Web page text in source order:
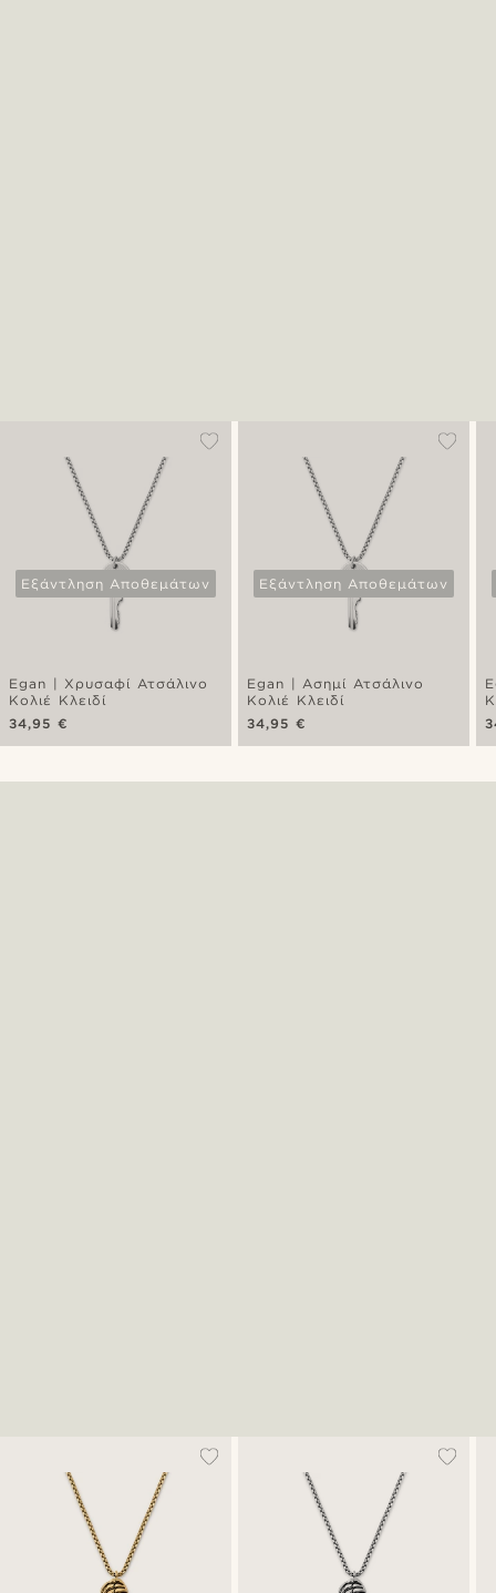
Εξάντληση Αποθεμάτων
Egan | Χρυσαφί Ατσάλινο
Κολιέ Κλειδί
34,95 €
Εξάντληση Αποθεμάτων
Egan | Ασημί Ατσάλινο
Κολιέ Κλειδί
34,95 €